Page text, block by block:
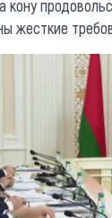
кону
жесткие